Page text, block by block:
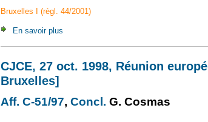
Bruxelles I (règl. 44/2001)
En savoir plus
CJCE, 27 oct. 1998, Réunion
Bruxelles]
Aff. C-51/97(le lien est externe)
, Concl. (le lien est externe)
G. Cosmas